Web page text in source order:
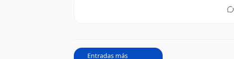
Entradas más